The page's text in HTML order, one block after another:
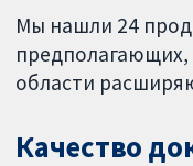
Мы нашли 24
предполагающих,
области
Качество